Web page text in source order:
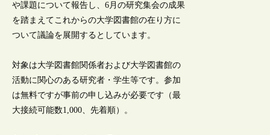
や課題について報告し、6月の研究集会の成果
を踏まえてこれからの大学図書館の在り方に
ついて議論を展開するとしています。
対象は大学図書館関係者および大学図書館の
活動に関心のある研究者・学生等です。参加
は無料ですが事前の申し込みが必要です（最
大接続可能数1,000、先着順）。